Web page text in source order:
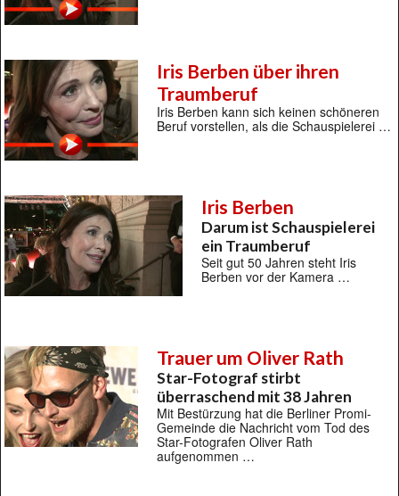
Iris Berben über ihren
Traumberuf
Iris Berben kann sich keinen schöneren
Beruf vorstellen, als die Schauspielerei …
Iris Berben
Darum ist Schauspielerei
ein Traumberuf
Seit gut 50 Jahren steht Iris
Berben vor der Kamera …
Trauer um Oliver Rath
Star-Fotograf stirbt
überraschend mit 38 Jahren
Mit Bestürzung hat die Berliner Promi-
Gemeinde die Nachricht vom Tod des
Star-Fotografen Oliver Rath
aufgenommen …